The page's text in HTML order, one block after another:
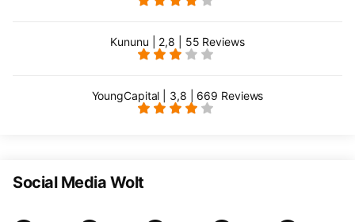
Kununu | 2,8 | 55 Reviews
YoungCapital | 3,8 | 669 Reviews
Social Media Wolt